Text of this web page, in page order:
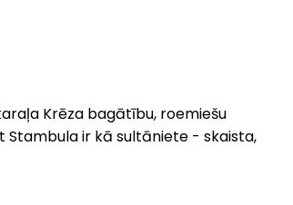
Krēza bagātību, roemiešu
Stambula ir kā sultāniete - skaista,